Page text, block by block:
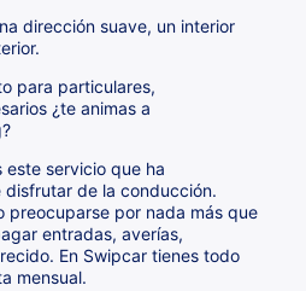
dirección suave, un interior
para particulares,
¿te animas a
este servicio que ha
de la conducción.
preocuparse por nada más que
entradas, averías,
En Swipcar tienes todo
mensual.